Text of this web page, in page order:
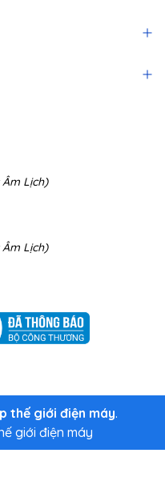
Lịch)
Lịch)
thế giới điện máy.
giới điện máy